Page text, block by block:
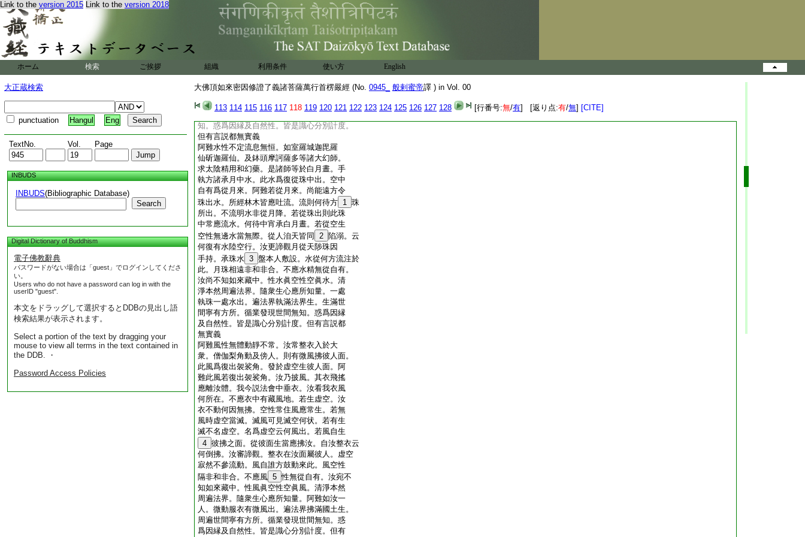
Link to the version 2015 Link to the version 2018
ホーム 検索 ご挨拶 組織 利用条件 使い方 English
大正蔵検索
punctuation Hangul Eng
TextNo. Vol. Page
INBUDS
INBUDS(Bibliographic Database)
Search
Digital Dictionary of Buddhism
電子佛教辭典
パスワードがない場合は「guest」でログインしてくださ
い。
Users who do not have a password can log in with the
userID "guest".
本文をドラッグして選択するとDDBの見出し語
検索結果が表示されます。
Select a portion of the text by dragging your
mouse to view all terms in the text contained in
the DDB. ・
Password Access Policies
大佛頂如來密因修證了義諸菩薩萬行首楞嚴經 (No. 0945_ 般剌蜜帝譯 ) in Vol. 00
113 114 115 116 117 118 119 120 121 122 123 124 125 126 127 128 [行番号:無/有] [返り点:有/無] [CITE]
鏡中而出。爲從艾出爲於日來。阿難若日來
者。自能燒汝手中之艾。來處林木皆應受焚。
若鏡中出自能於鏡。出然
4
于艾鏡何不鎔。紆
汝手執尚無熱相云何融
。若生於艾何藉
日鏡。光明相接然後火生。汝又諦觀鏡因手
執。日從天來艾本地生。火從何方遊歴於此。
日鏡相遠非和非合。不應火光無從自有。汝
猶不知如來藏中。性火眞空性空眞火。清淨
本然周遍法界。隨衆生心應所知量。阿難當
知。世人一處執鏡一處火生。遍法界執滿世
知。惑爲因縁及自然性。皆是識心分別計度。
但有言説都無實義
阿難水性不定流息無恒。如室羅城迦毘羅
仙斫迦羅仙。及鉢頭摩訶薩多等諸大幻師。
求太陰精用和幻藥。是諸師等於白月晝。手
執方諸承月中水。此水爲復從珠中出。空中
自有爲從月來。阿難若從月來。尚能遠方令
珠出水。所經林木皆應吐流。流則何待方 1 珠
所出。不流明水非從月降。若從珠出則此珠
中常應流水。何待中宵承白月晝。若從空生
空性無邊水當無際。從人洎天皆同
2 陷溺。云
何復有水陸空行。汝更諦觀月從天陟珠因
手持。承珠水 3 盤本人敷設。水從何方流注於
此。月珠相遠非和非合。不應水精無從自有。
汝尚不知如來藏中。性水眞空性空眞水。清
淨本然周遍法界。隨衆生心應所知量。一處
執珠一處水出。遍法界執滿法界生。生滿世
間寧有方所。循業發現世間無知。惑爲因縁
及自然性。皆是識心分別計度。但有言説都
無實義
阿難風性無體動靜不常。汝常整衣入於大
衆。僧伽梨角動及傍人。則有微風拂彼人面。
此風爲復出袈裟角。發於虚空生彼人面。阿
難此風若復出袈裟角。汝乃披風。其衣飛搖
應離汝體。我今説法會中垂衣。汝看我衣風
何所在。不應衣中有藏風地。若生虚空。汝
衣不動何因無拂。空性常住風應常生。若無
風時虚空當滅。滅風可見滅空何状。若有生
滅不名虚空。名爲虚空云何風出。若風自生
4 彼拂之面。從彼面生當應拂汝。自汝整衣云
何倒拂。汝審諦觀。整衣在汝面屬彼人。虚空
寂然不參流動。風自誰方鼓動來此。風空性
隔非和非合。不應風 5 性無從自有。汝宛不
知如來藏中。性風眞空性空眞風。清淨本然
周遍法界。隨衆生心應所知量。阿難如汝一
人。微動服衣有微風出。遍法界拂滿國土生。
周遍世間寧有方所。循業發現世間無知。惑
爲因縁及自然性。皆是識心分別計度。但有